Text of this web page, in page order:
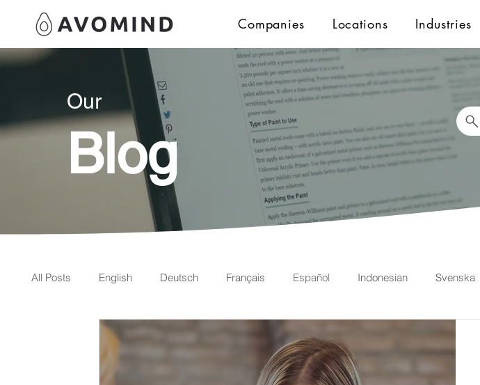
Companies Locations Industries
Our
Blog
All Posts English Deutsch Français Español Indonesian Svenska